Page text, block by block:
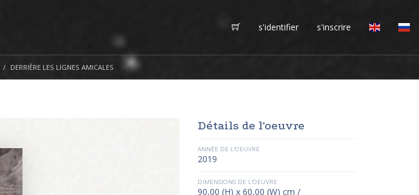
s'identifier s'inscrire
DERRIÈRE LES LIGNES AMICALES
Détails de l'oeuvre
ANNÉE DE L'OEUVRE
2019
DIMENSIONS DE L'OEUVRE
90,00 (H) x 60,00 (W) cm /